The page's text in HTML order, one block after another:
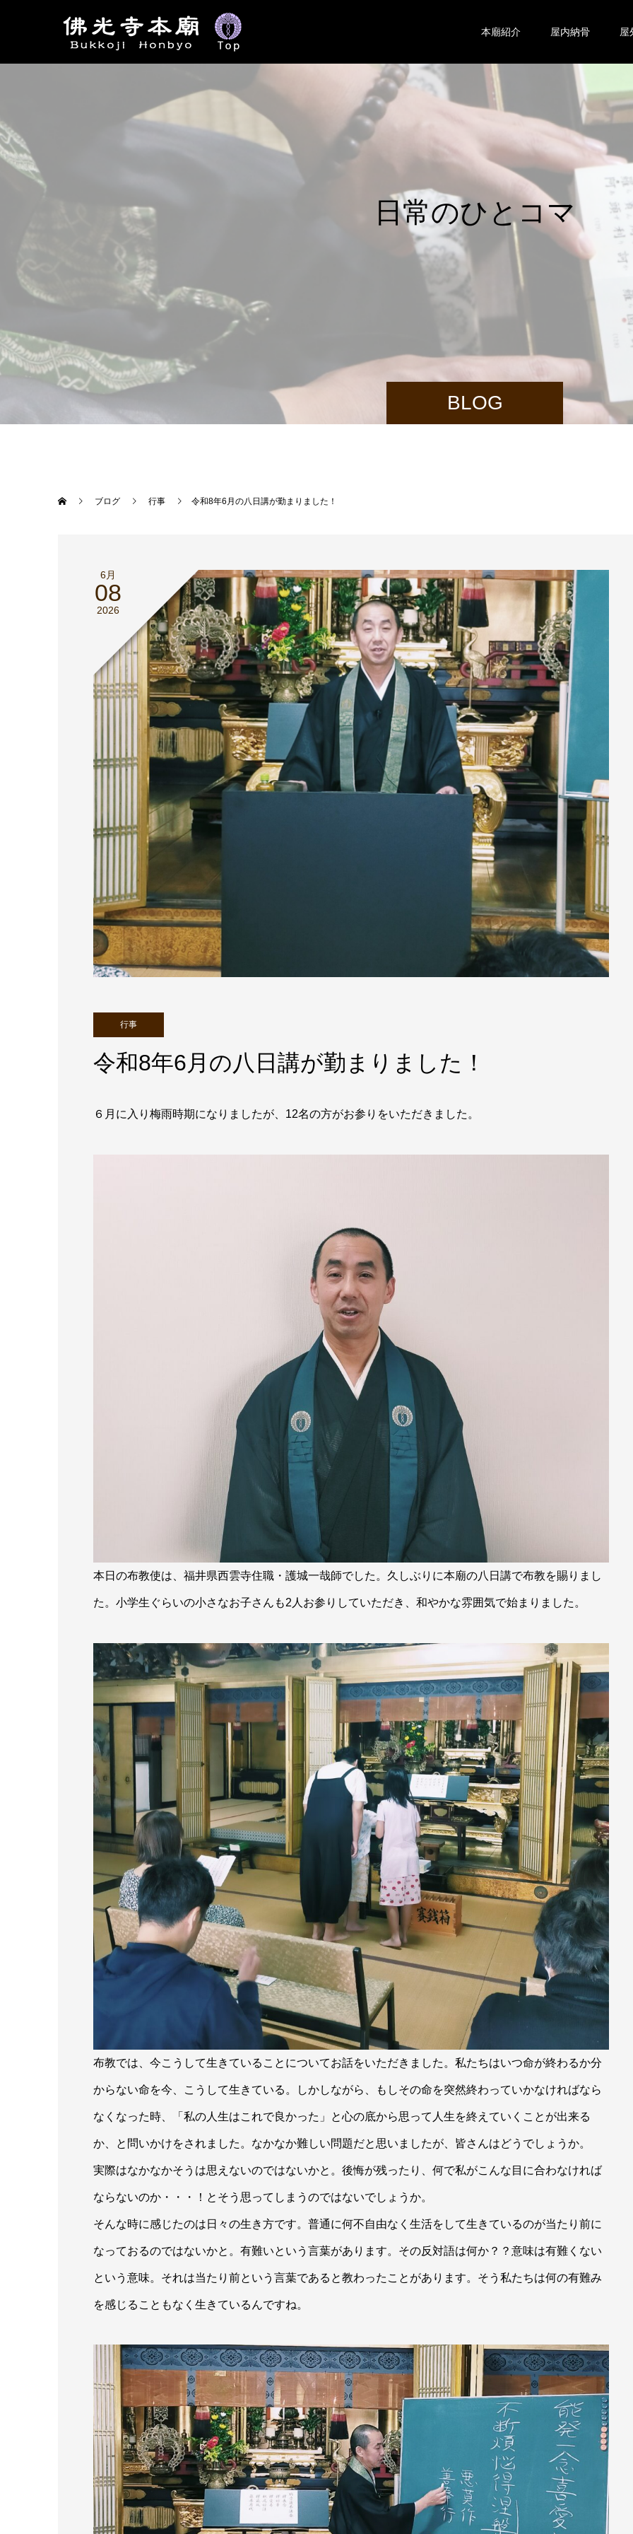
本廟紹介 屋内納骨 屋
BLOG
日常のひ と コマ
ブログ 行事 令和8年6月の八日講が勤まりました！
6月
08
2026
行事
令和8年6月の八日講が勤まりました！
６月に入り梅雨時期になりましたが、12名の方がお参りをいただきました。
本日の布教使は、福井県西雲寺住職・護城一哉師でした。久しぶりに本廟の八日講で布教を賜りまし
た。小学生ぐらいの小さなお子さんも2人お参りしていただき、和やかな雰囲気で始まりました。
布教では、今こうして生きていることについてお話をいただきました。私たちはいつ命が終わるか分
からない命を今、こうして生きている。しかしながら、もしその命を突然終わっていかなければなら
なくなった時、「私の人生はこれで良かった」と心の底から思って人生を終えていくことが出来る
か、と問いかけをされました。なかなか難しい問題だと思いましたが、皆さんはどうでしょうか。
実際はなかなかそうは思えないのではないかと。後悔が残ったり、何で私がこんな目に合わなければ
ならないのか・・・！とそう思ってしまうのではないでしょうか。
そんな時に感じたのは日々の生き方です。普通に何不自由なく生活をして生きているのが当たり前に
なっておるのではないかと。有難いという言葉があります。その反対語は何か？？意味は有難くない
という意味。それは当たり前という言葉であると教わったことがあります。そう私たちは何の有難み
を感じることもなく生きているんですね。